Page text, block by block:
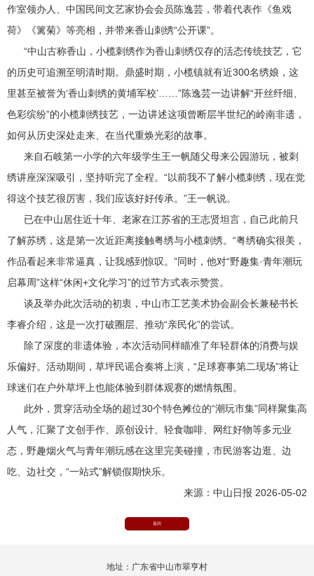
作室领办人、中国民间文艺家协会会员陈逸芸，带着代表作《鱼戏
荷》《篱菊》等亮相，并带来香山刺绣“公开课”。
“中山古称香山，小榄刺绣作为香山刺绣仅存的活态传统技艺，它
的历史可追溯至明清时期。鼎盛时期，小榄镇就有近300名绣娘，这
里甚至被誉为‘香山刺绣的黄埔军校’……”陈逸芸一边讲解“开丝纤细、
色彩缤纷”的小榄刺绣技艺，一边讲述这项曾断层半世纪的岭南非遗，
如何从历史深处走来、在当代重焕光彩的故事。
来自石岐第一小学的六年级学生王一帆随父母来公园游玩，被刺
绣讲座深深吸引，坚持听完了全程。“以前我不了解小榄刺绣，现在觉
得这个技艺很厉害，我们应该好好传承。”王一帆说。
已在中山居住近十年、老家在江苏省的王志贤坦言，自己此前只
了解苏绣，这是第一次近距离接触粤绣与小榄刺绣。“粤绣确实很美，
作品看起来非常逼真，让我感到惊叹。”同时，他对“野趣集·青年潮玩
启幕周”这样“休闲+文化学习”的过节方式表示赞赏。
谈及举办此次活动的初衷，中山市工艺美术协会副会长兼秘书长
李睿介绍，这是一次打破圈层、推动“亲民化”的尝试。
除了深度的非遗体验，本次活动同样瞄准了年轻群体的消费与娱
乐偏好。活动期间，草坪民谣合奏将上演，“足球赛事第二现场”将让
球迷们在户外草坪上也能体验到群体观赛的燃情氛围。
此外，贯穿活动全场的超过30个特色摊位的“潮玩市集”同样聚集高
人气，汇聚了文创手作、原创设计、轻食咖啡、网红好物等多元业
态，野趣烟火气与青年潮玩感在这里完美碰撞，市民游客边逛、边
吃、边社交，“一站式”解锁假期快乐。
来源：中山日报 2026-05-02
返回
地址：广东省中山市翠亨村